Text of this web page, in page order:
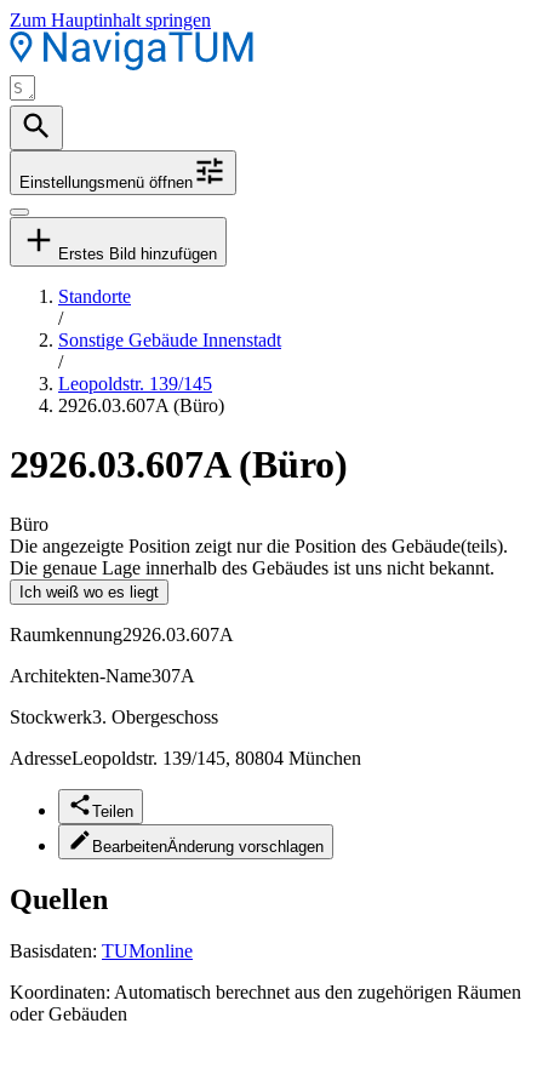
Zum Hauptinhalt springen
Einstellungsmenü öffnen
Erstes Bild hinzufügen
Standorte
/
Sonstige Gebäude Innenstadt
/
Leopoldstr. 139/145
2926.03.607A (Büro)
2926.03.607A (Büro)
Büro
Die angezeigte Position zeigt nur die Position des Gebäude(teils).
Die genaue Lage innerhalb des Gebäudes ist uns nicht bekannt.
Ich weiß wo es liegt
Raumkennung2926.03.607A
Architekten-Name307A
Stockwerk3. Obergeschoss
AdresseLeopoldstr. 139/145, 80804 München
Teilen
BearbeitenÄnderung vorschlagen
Quellen
Basisdaten: TUMonline
Koordinaten: Automatisch berechnet aus den zugehörigen Räumen
oder Gebäuden